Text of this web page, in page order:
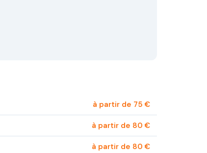
à partir de 75 €
à partir de 80 €
à partir de 80 €